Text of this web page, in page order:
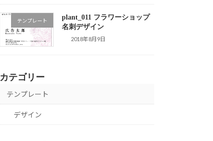
テンプレート
plant_011 フラワーショップ
名刺デザイン
2018年8月9日
カテゴリー
テンプレート
デザイン